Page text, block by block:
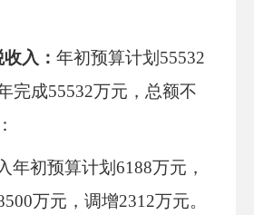
收入：年初预算计划 55532
完成55532万元，总额不
年初预算计划6188万元，
万元，调增2312万元。